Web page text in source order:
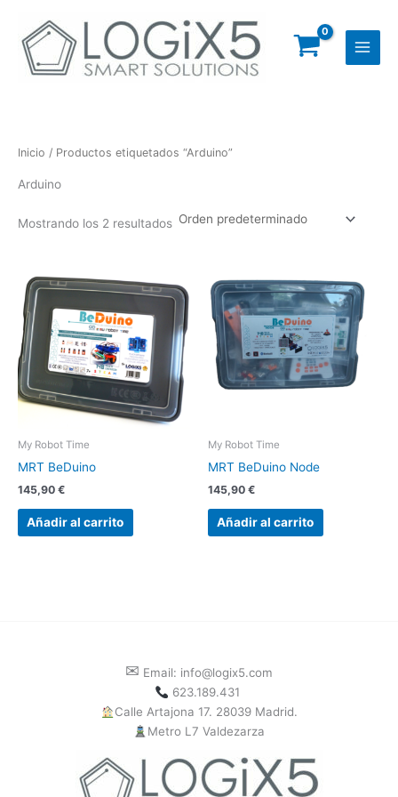
contenido
Inicio / Productos etiquetados “Arduino”
Arduino
Mostrando los 2 resultados
My Robot Time
MRT BeDuino
145,90 €
Añadir al carrito
My Robot Time
MRT BeDuino Node
145,90 €
Añadir al carrito
✉ Email: info@logix5.com
623.189.431
Calle Artajona 17. 28039 Madrid.
Metro L7 Valdezarza